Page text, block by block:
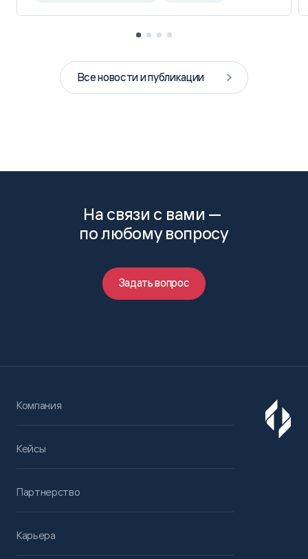
Все новости и публикации
На связи с вами —
по любому вопросу
Задать вопрос
Компания
Кейсы
Партнерство
Карьера